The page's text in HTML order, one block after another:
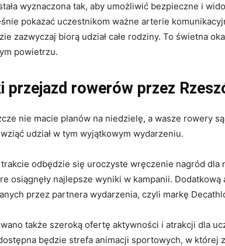
wyznaczona tak, aby umożliwić bezpieczne i
pokazać uczestnikom ważne arterie
zazwyczaj biorą udział całe rodziny. To świetna
powietrzu.
przejazd rowerów przez
nie macie planów na niedzielę, a wasze rowery
udział w tym wyjątkowym wydarzeniu.
odbędzie się uroczyste wręczenie nagród dla
osiągnęły najlepsze wyniki w kampanii.
przez partnera wydarzenia, czyli markę
także szeroką ofertę aktywności i atrakcji dla
będzie strefa animacji sportowych, w której